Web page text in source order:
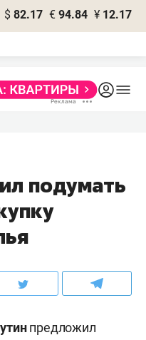
$ 82.17 € 94.84 ¥ 12.17
подумать
предложил